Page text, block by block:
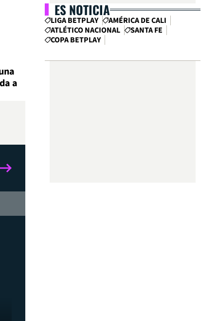
a
ES NOTICIA
LIGA BETPLAY
AMÉRICA DE CALI
ATLÉTICO NACIONAL
SANTA FE
COPA BETPLAY